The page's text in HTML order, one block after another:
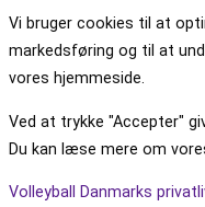
Vi bruger cookies til at
markedsføring og til at
vores hjemmeside.
Ved at trykke "Accepter"
Du kan læse mere om
Volleyball Danmarks